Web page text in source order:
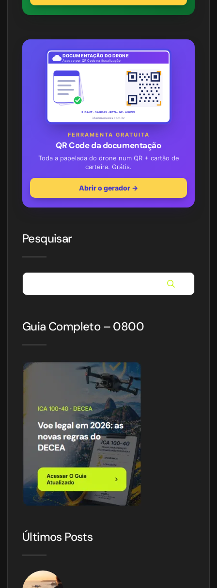
DOCUMENTAÇÃO DO DRONE
Acesso por QR Code na fiscalização
SISANT · SARPAS · RETA · NF · ANATEL
irlenmenezes.com.br
FERRAMENTA GRATUITA
QR Code da documentação
Toda a papelada do drone num QR + cartão de
carteira. Grátis.
Abrir o gerador →
Pesquisar
Guia Completo – 0800
Últimos Posts